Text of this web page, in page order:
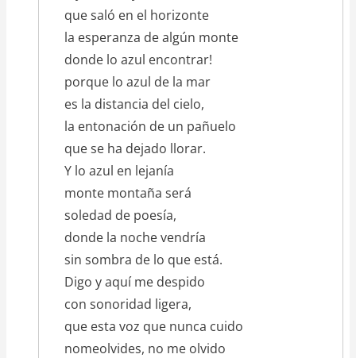
que saló en el horizonte
la esperanza de algún monte
donde lo azul encontrar!
porque lo azul de la mar
es la distancia del cielo,
la entonación de un pañuelo
que se ha dejado llorar.
Y lo azul en lejanía
monte montaña será
soledad de poesía,
donde la noche vendría
sin sombra de lo que está.
Digo y aquí me despido
con sonoridad ligera,
que esta voz que nunca cuido
nomeolvides, no me olvido